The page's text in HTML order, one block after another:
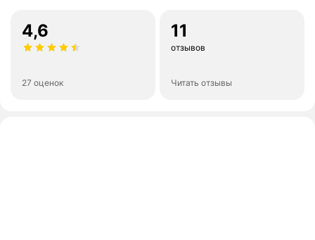
4,6
27 оценок
11
отзывов
Читать отзывы